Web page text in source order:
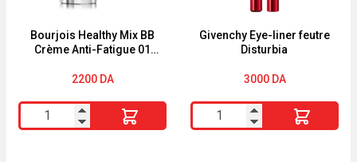
CORRECTEUR
MULTI-
USAGE
Bourjois Healthy Mix BB
Crème Anti-Fatigue 01
2200 DA
quantité
de
Givenchy Eye-liner feutre
Disturbia
3000 DA
quantité
de